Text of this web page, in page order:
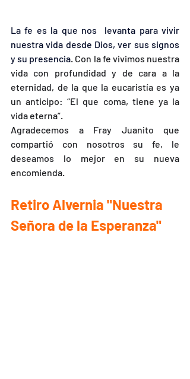
La fe es la que nos  levanta para vivir
nuestra vida desde Dios, ver sus signos
y su presencia. Con la fe vivimos nuestra
vida con profundidad y de cara a la
eternidad, de la que la eucaristía es ya
un anticipo: “El que coma, tiene ya la
vida eterna”.
Agradecemos a Fray Juanito que
compartió con nosotros su fe, le
deseamos lo mejor en su nueva
encomienda.
Retiro Alvernia "Nuestra
Señora de la Esperanza"